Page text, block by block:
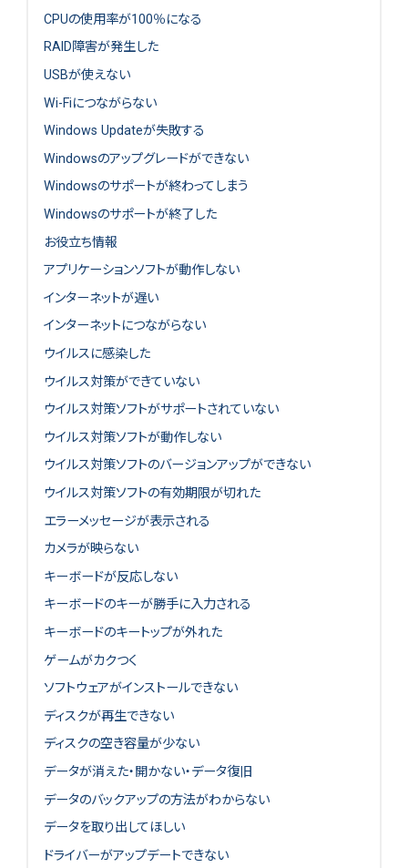
CPUの使用率が100％になる
RAID障害が発生した
USBが使えない
Wi-Fiにつながらない
Windows Updateが失敗する
Windowsのアップグレードができない
Windowsのサポートが終わってしまう
Windowsのサポートが終了した
お役立ち情報
アプリケーションソフトが動作しない
インターネットが遅い
インターネットにつながらない
ウイルスに感染した
ウイルス対策ができていない
ウイルス対策ソフトがサポートされていない
ウイルス対策ソフトが動作しない
ウイルス対策ソフトのバージョンアップができない
ウイルス対策ソフトの有効期限が切れた
エラーメッセージが表示される
カメラが映らない
キーボードが反応しない
キーボードのキーが勝手に入力される
キーボードのキートップが外れた
ゲームがカクつく
ソフトウェアがインストールできない
ディスクが再生できない
ディスクの空き容量が少ない
データが消えた・開かない・データ復旧
データのバックアップの方法がわからない
データを取り出してほしい
ドライバーがアップデートできない